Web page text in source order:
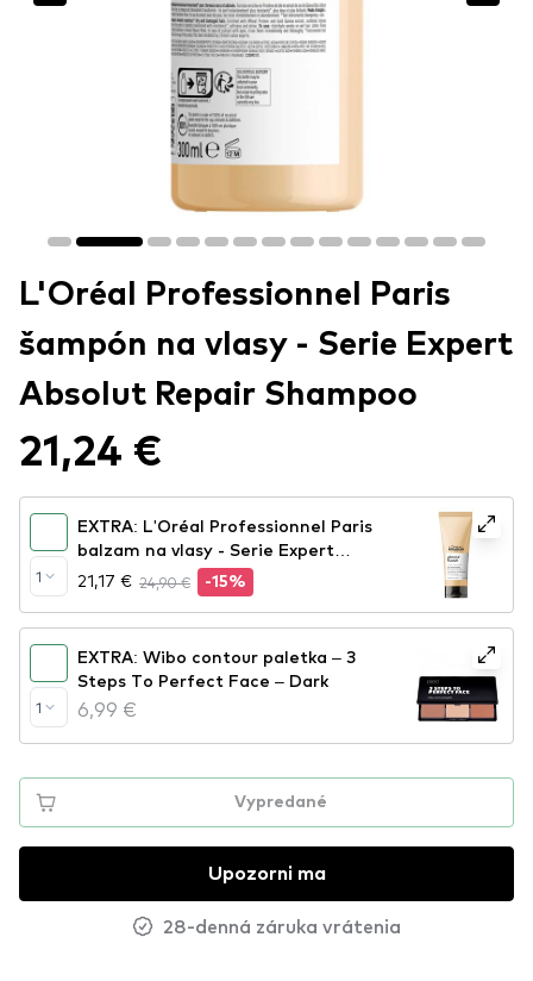
L'Oréal Professionnel Paris
šampón na vlasy - Serie Expert
Absolut Repair Shampoo
21,24 €
1
EXTRA: L'Oréal Professionnel Paris
balzam na vlasy - Serie Expert
Absolut Repair Conditioner
21,17 € 24,90 € -15%
1
EXTRA: Wibo contour paletka – 3
Steps To Perfect Face – Dark
6,99 €
Vypredané
Upozorni ma
28-denná záruka vrátenia